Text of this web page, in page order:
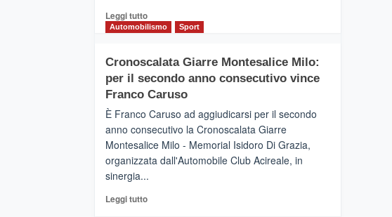
tour
tra
vicoli
medievali
Leggi tuttoLeggi
di
Mondello
(Palermo)
–
adesso
Pasta
–
La
Dente”,
Automobilismo Sport
Cronoscalata Giarre Montesalice Milo:
per il secondo anno consecutivo vince
Franco Caruso
È Franco Caruso ad aggiudicarsi per il secondo
anno consecutivo la Cronoscalata Giarre
Montesalice Milo - Memorial Isidoro Di Grazia,
organizzata dall'Automobile Club Acireale, in
sinergia...
Leggi tuttoLeggi